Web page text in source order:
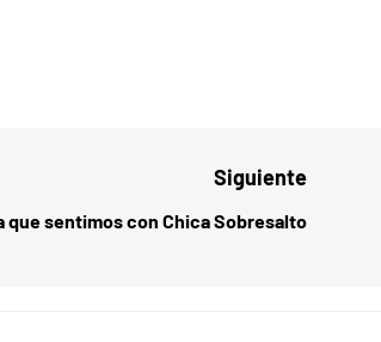
Siguiente
Entrada
que sentimos con Chica Sobresalto